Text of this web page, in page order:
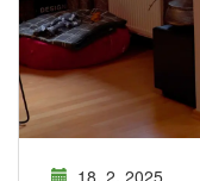
18. 2. 2025